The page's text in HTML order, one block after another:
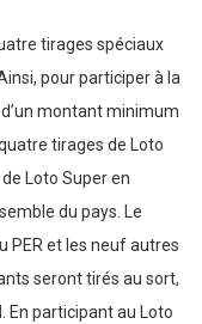
tirages spéciaux
pour participer à la
montant minimum
tirages de Loto
Loto Super en
du pays. Le
PER et les neuf autres
seront tirés au sort,
En participant au Loto